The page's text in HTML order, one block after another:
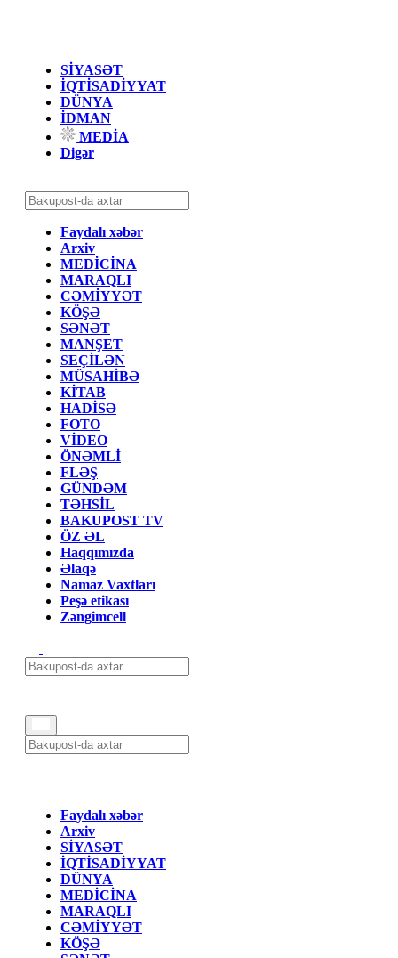
SİYASƏT
İQTİSADİYYAT
DÜNYA
İDMAN
MEDİA
Digər
Faydalı xəbər
Arxiv
MEDİCİNA
MARAQLI
CƏMİYYƏT
KÖŞƏ
SƏNƏT
MANŞET
SEÇİLƏN
MÜSAHİBƏ
KİTAB
HADİSƏ
FOTO
VİDEO
ÖNƏMLİ
FLƏŞ
GÜNDƏM
TƏHSİL
BAKUPOST TV
ÖZ ƏL
Haqqımızda
Əlaqə
Namaz Vaxtları
Peşə etikası
Zəngimcell
Faydalı xəbər
Arxiv
SİYASƏT
İQTİSADİYYAT
DÜNYA
MEDİCİNA
MARAQLI
CƏMİYYƏT
KÖŞƏ